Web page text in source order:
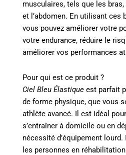
musculaires, tels que les
et l’abdomen. En utilisant ces
vous pouvez améliorer votre
votre endurance, réduire le
améliorer vos performances
Pour qui est ce produit ?
Ciel Bleu Élastique est parfait
de forme physique, que vous
athlète avancé. Il est idéal
s’entraîner à domicile ou en
nécessité d’équipement
les personnes en